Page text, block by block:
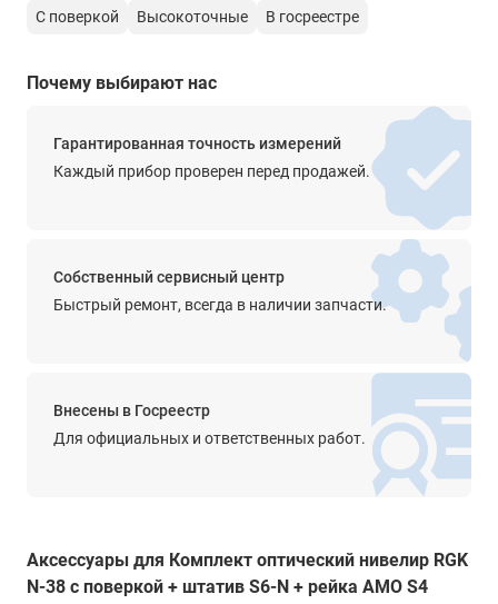
Пузырьковый уровень упрощает выравнивание
Диапазон работы компенсатора
Точность компенсатора
Крепление на штатив
цена деления горизонтального круга - 1° или 1 гон
Степень защиты от пыли и влаги
от -30° до +45°С
Температура хранения
Вес
С поверкой
Высокоточные В госреестре
Почему выбирают нас
Гарантированная точность измерений
Каждый прибор проверен перед продажей.
Собственный сервисный центр
Быстрый ремонт, всегда в наличии запчасти.
Внесены в Госреестр
Для официальных и ответственных работ.
Аксессуары для Комплект оптический нивелир RGK
N-38 с поверкой + штатив S6-N + рейка AMO S4